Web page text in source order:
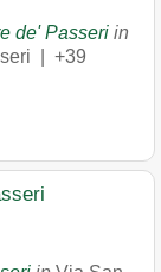
de' Passeri in
+39